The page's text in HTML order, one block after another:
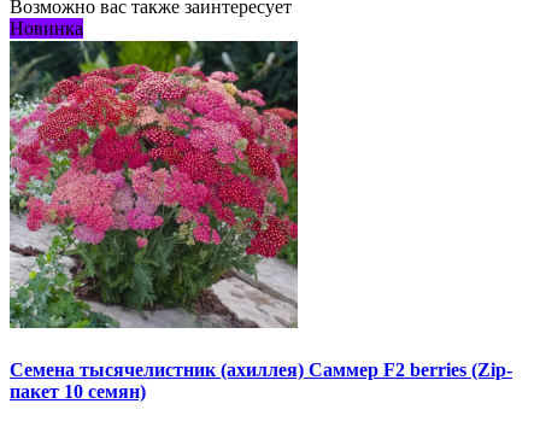
Возможно вас также заинтересует
Новинка
Семена тысячелистник (ахиллея) Саммер F2 berries (Zip-
пакет 10 семян)